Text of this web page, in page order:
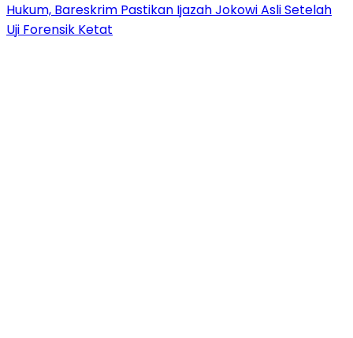
Hukum, Bareskrim Pastikan Ijazah Jokowi Asli Setelah
Uji Forensik Ketat